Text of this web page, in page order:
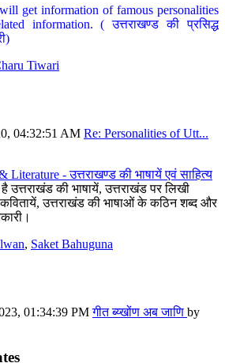
get information of famous personalities
information. ( उत्तराखण्ड की प्रसिद्ध
Tiwari
04:32:51 AM Re: Personalities of Utt...
- उत्तराखण्ड की भाषायें एवं साहित्य
की भाषायें, उत्तराखंड पर लिखी
कवितायें, उत्तराखंड की भाषाओं के कठिन शब्द और
, Saket Bahuguna
01:34:39 PMगीत ब्य्खोंण अब जाणि by